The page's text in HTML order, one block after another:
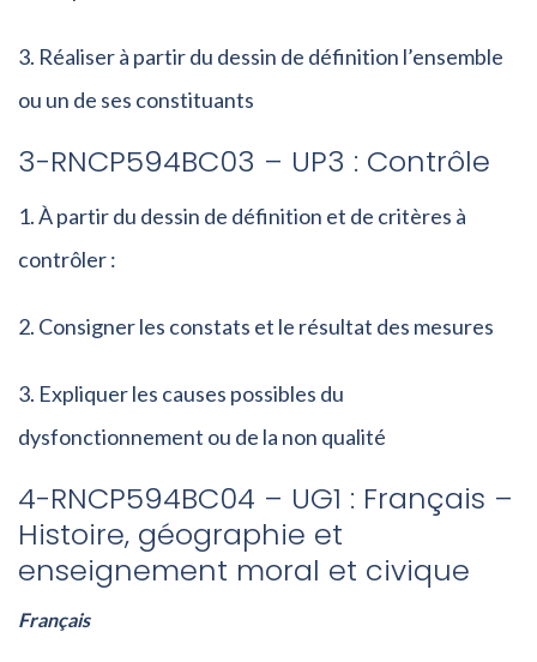
Réaliser à partir du dessin de définition l’ensemble
ou un de ses constituants
3-RNCP594BC03 – UP3 : Contrôle
À partir du dessin de définition et de critères à
contrôler :
Consigner les constats et le résultat des mesures
Expliquer les causes possibles du
dysfonctionnement ou de la non qualité
4-RNCP594BC04 – UG1 : Français –
Histoire, géographie et
enseignement moral et civique
Français